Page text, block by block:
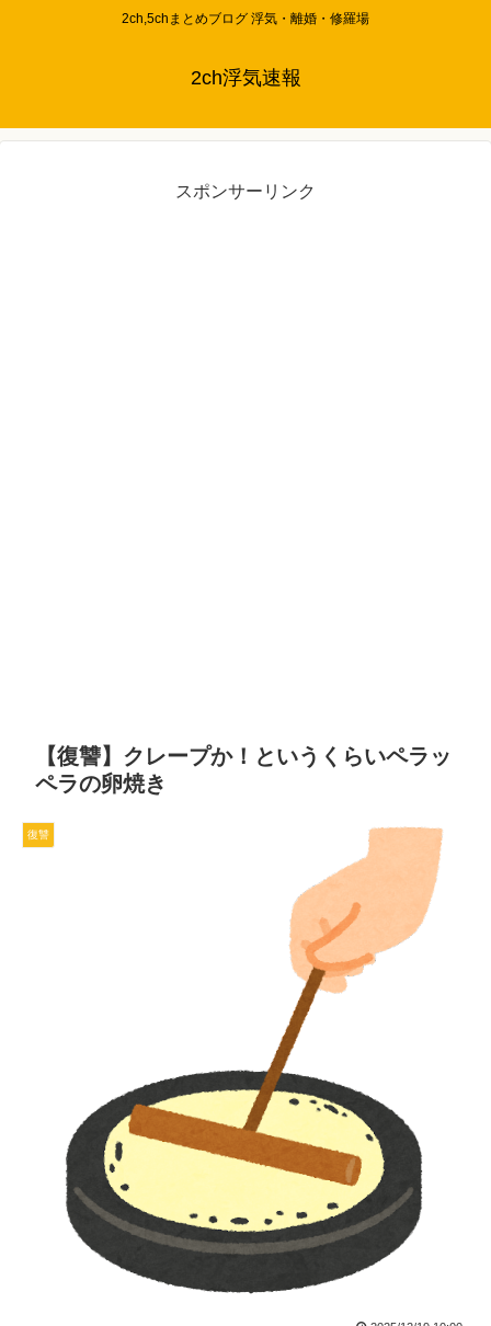
2ch,5chまとめブログ 浮気・離婚・修羅場
2ch浮気速報
スポンサーリンク
【復讐】クレープか！というくらいペラッ
ペラの卵焼き
復讐